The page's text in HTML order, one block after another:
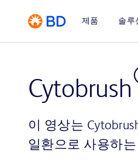
제품 솔루
Cytobrush
이 영상는
일환으로 사용하